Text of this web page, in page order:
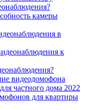
камеры
в
к
видеодомофона
частного дома 2022
для квартиры